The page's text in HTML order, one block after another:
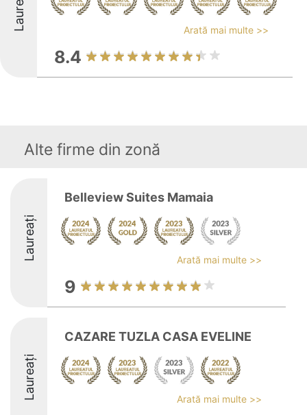
Arată mai multe >>
8.4
Alte firme din zonă
Laureați
Belleview Suites Mamaia
Arată mai multe >>
9
Laureați
CAZARE TUZLA CASA EVELINE
Arată mai multe >>